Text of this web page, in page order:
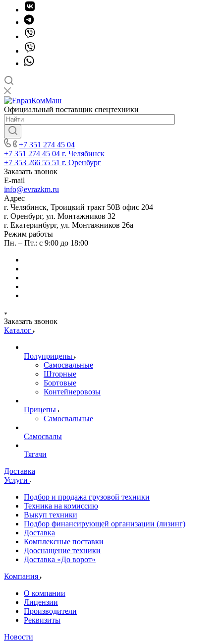
Официальный поставщик спецтехники
+7 351 274 45 04
+7 351 274 45 04 г. Челябинск
+7 353 266 55 51 г. Оренбург
Заказать звонок
E-mail
info@evrazkm.ru
Адрес
г. Челябинск, Троицкий тракт 50В офис 204
г. Оренбург, ул. Монтажников 32
г. Екатеринбург, ул. Монтажников 26а
Режим работы
Пн. – Пт.: с 9:00 до 18:00
Заказать звонок
Каталог
Полуприцепы
Самосвальные
Шторные
Бортовые
Контейнеровозы
Прицепы
Самосвальные
Самосвалы
Тягачи
Доставка
Услуги
Подбор и продажа грузовой техники
Техника на комиссию
Выкуп техники
Подбор финансирующей организации (лизинг)
Доставка
Комплексные поставки
Дооснащение техники
Доставка «До ворот»
Компания
О компании
Лицензии
Производители
Реквизиты
Новости